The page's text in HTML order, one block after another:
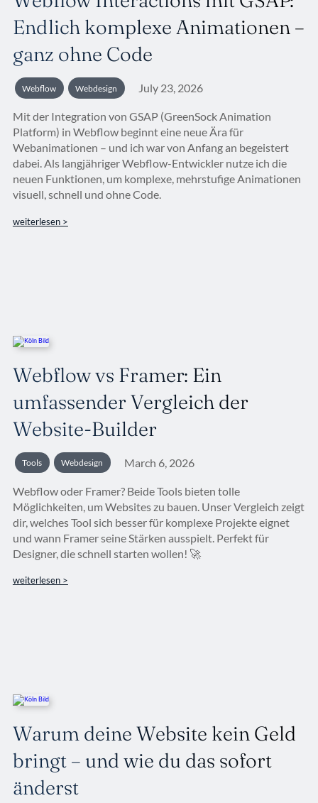
Endlich komplexe Animationen –
ganz ohne Code
Webflow Webdesign July 23, 2026
Mit der Integration von GSAP (GreenSock Animation
Platform) in Webflow beginnt eine neue Ära für
Webanimationen – und ich war von Anfang an begeistert
dabei. Als langjähriger Webflow-Entwickler nutze ich die
neuen Funktionen, um komplexe, mehrstufige Animationen
visuell, schnell und ohne Code.
weiterlesen >
Webflow vs Framer: Ein
umfassender Vergleich der
Website-Builder
Tools Webdesign March 6, 2026
Webflow oder Framer? Beide Tools bieten tolle
Möglichkeiten, um Websites zu bauen. Unser Vergleich zeigt
dir, welches Tool sich besser für komplexe Projekte eignet
und wann Framer seine Stärken ausspielt. Perfekt für
Designer, die schnell starten wollen! 🚀
weiterlesen >
Warum deine Website kein Geld
bringt – und wie du das sofort
änderst